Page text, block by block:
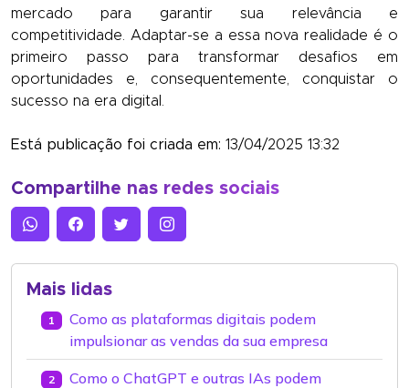
mercado para garantir sua relevância e
competitividade. Adaptar-se a essa nova realidade é o
primeiro passo para transformar desafios em
oportunidades e, consequentemente, conquistar o
sucesso na era digital.
Está publicação foi criada em: 13/04/2025 13:32
Compartilhe nas redes sociais
Mais lidas
1
Como as plataformas digitais podem
impulsionar as vendas da sua empresa
2
Como o ChatGPT e outras IAs podem